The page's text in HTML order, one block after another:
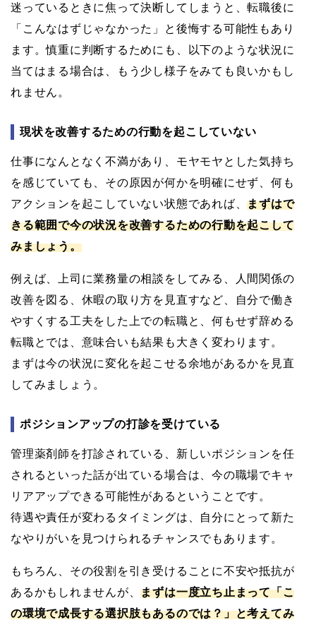
迷っているときに焦って決断してしまうと、転職後に
「こんなはずじゃなかった」と後悔する可能性もあり
ます。慎重に判断するためにも、以下のような状況に
当てはまる場合は、もう少し様子をみても良いかもし
れません。
現状を改善するための行動を起こしていない
仕事になんとなく不満があり、モヤモヤとした気持ち
を感じていても、その原因が何かを明確にせず、何も
アクションを起こしていない状態であれば、まずはで
きる範囲で今の状況を改善するための行動を起こして
みましょう。
例えば、上司に業務量の相談をしてみる、人間関係の
改善を図る、休暇の取り方を見直すなど、自分で働き
やすくする工夫をした上での転職と、何もせず辞める
転職とでは、意味合いも結果も大きく変わります。
まずは今の状況に変化を起こせる余地があるかを見直
してみましょう。
ポジションアップの打診を受けている
管理薬剤師を打診されている、新しいポジションを任
されるといった話が出ている場合は、今の職場でキャ
リアアップできる可能性があるということです。
待遇や責任が変わるタイミングは、自分にとって新た
なやりがいを見つけられるチャンスでもあります。
もちろん、その役割を引き受けることに不安や抵抗が
あるかもしれませんが、まずは一度立ち止まって「こ
の環境で成長する選択肢もあるのでは？」と考えてみ